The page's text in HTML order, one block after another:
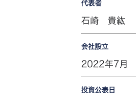
代表者
石崎 貴紘
会社設立
2022年7月
投資公表日